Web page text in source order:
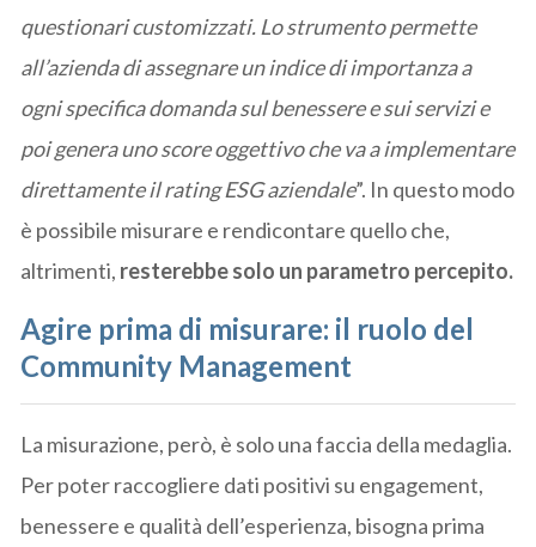
questionari customizzati. Lo strumento permette
all’azienda di assegnare un indice di importanza a
ogni specifica domanda sul benessere e sui servizi e
poi genera uno score oggettivo che va a implementare
direttamente il rating ESG aziendale”. In questo modo
è possibile misurare e rendicontare quello che,
altrimenti, resterebbe solo un parametro percepito.
Agire prima di misurare: il ruolo del
Community Management
La misurazione, però, è solo una faccia della medaglia.
Per poter raccogliere dati positivi su engagement,
benessere e qualità dell’esperienza, bisogna prima